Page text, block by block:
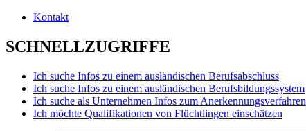
Kontakt
SCHNELLZUGRIFFE
Ich suche Infos zu einem ausländischen Berufsabschluss
Ich suche Infos zu einem ausländischen Berufsbildungssystem
Ich suche als Unternehmen Infos zum Anerkennungsverfahren
Ich möchte Qualifikationen von Flüchtlingen einschätzen